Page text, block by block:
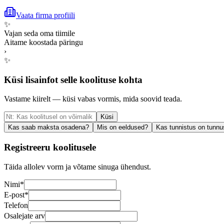
Vaata firma profiili
✨
Vajan seda oma tiimile
Aitame koostada päringu
›
✨
Küsi lisainfot selle koolituse kohta
Vastame kiirelt — küsi vabas vormis, mida soovid teada.
Küsi
Kas saab maksta osadena?
Mis on eeldused? Kas tunnistus on
Registreeru koolitusele
Täida allolev vorm ja võtame sinuga ühendust.
Nimi*
E-post*
Telefon
Osalejate arv